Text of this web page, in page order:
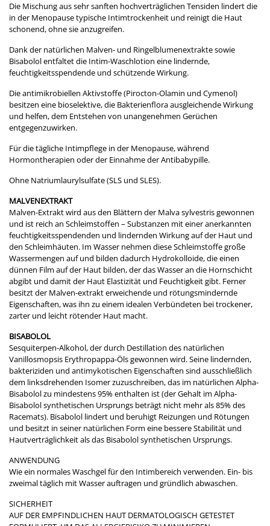
Die Mischung aus sehr sanften hochverträglichen Tensiden lindert die
in der Menopause typische Intimtrockenheit und reinigt die Haut
schonend, ohne sie anzugreifen.
Dank der natürlichen Malven- und Ringelblumenextrakte sowie
Bisabolol entfaltet die Intim-Waschlotion eine lindernde,
feuchtigkeitsspendende und schützende Wirkung.
Die antimikrobiellen Aktivstoffe (Pirocton-Olamin und Cymenol)
besitzen eine bioselektive, die Bakterienflora ausgleichende Wirkung
und helfen, dem Entstehen von unangenehmen Gerüchen
entgegenzuwirken.
Für die tägliche Intimpflege in der Menopause, während
Hormontherapien oder der Einnahme der Antibabypille.
Ohne Natriumlaurylsulfate (SLS und SLES).
MALVENEXTRAKT
Malven-Extrakt wird aus den Blättern der Malva sylvestris gewonnen
und ist reich an Schleimstoffen – Substanzen mit einer anerkannten
feuchtigkeitsspendenden und lindernden Wirkung auf der Haut und
den Schleimhäuten. Im Wasser nehmen diese Schleimstoffe große
Wassermengen auf und bilden dadurch Hydrokolloide, die einen
dünnen Film auf der Haut bilden, der das Wasser an die Hornschicht
abgibt und damit der Haut Elastizität und Feuchtigkeit gibt. Ferner
besitzt der Malven-extrakt erweichende und rötungsmindernde
Eigenschaften, was ihn zu einem idealen Verbündeten bei trockener,
zarter und leicht rötender Haut macht.
BISABOLOL
Sesquiterpen-Alkohol, der durch Destillation des natürlichen
Vanillosmopsis Erythropappa-Öls gewonnen wird. Seine lindernden,
bakteriziden und antimykotischen Eigenschaften sind ausschließlich
dem linksdrehenden Isomer zuzuschreiben, das im natürlichen Alpha-
Bisabolol zu mindestens 95% enthalten ist (der Gehalt im Alpha-
Bisabolol synthetischen Ursprungs beträgt nicht mehr als 85% des
Racemats). Bisabolol lindert und beruhigt Reizungen und Rötungen
und besitzt in seiner natürlichen Form eine bessere Stabilität und
Hautverträglichkeit als das Bisabolol synthetischen Ursprungs.
ANWENDUNG
Wie ein normales Waschgel für den Intimbereich verwenden. Ein- bis
zweimal täglich mit Wasser auftragen und gründlich abwaschen.
SICHERHEIT
AUF DER EMPFINDLICHEN HAUT DERMATOLOGISCH GETESTET